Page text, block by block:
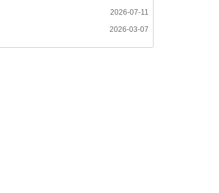
2026-07-11
2026-03-07